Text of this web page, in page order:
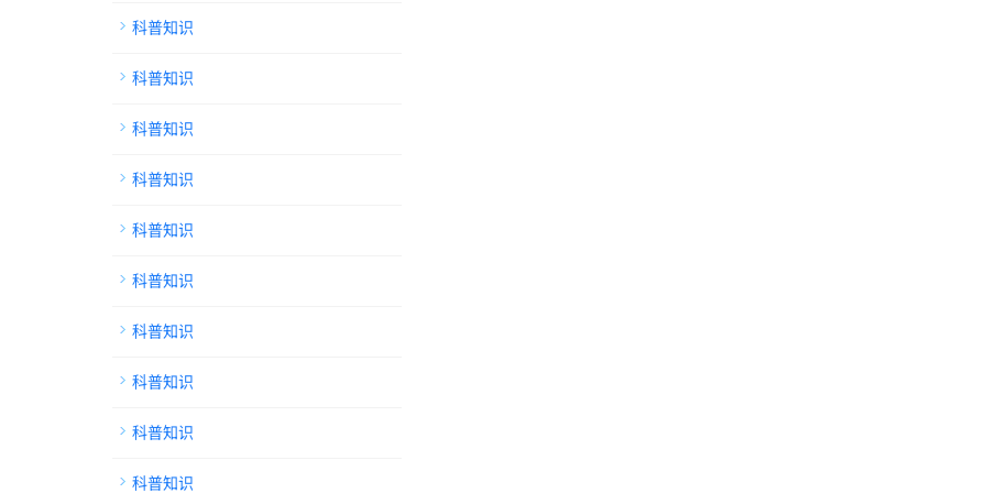
科普知识
科普知识
科普知识
科普知识
科普知识
科普知识
科普知识
科普知识
科普知识
科普知识